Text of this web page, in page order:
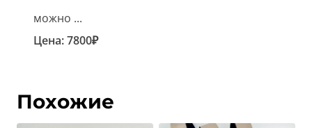
можно ...
Цена:7800₽
Похожие